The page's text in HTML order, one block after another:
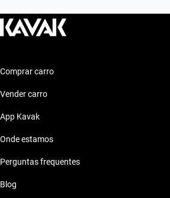
Comprar carro
Vender carro
App Kavak
Onde estamos
Perguntas frequentes
Blog